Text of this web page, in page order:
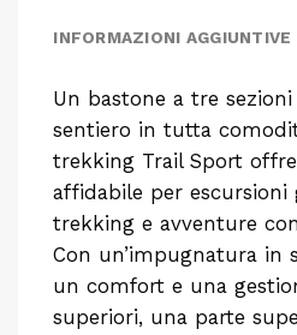
INFORMAZIONI AGGIUNTIVE
Un bastone a tre
sentiero in tutta
trekking Trail Sport
affidabile per escursioni
trekking e avventure
Con un’impugnatura in
un comfort e una
superiori, una parte